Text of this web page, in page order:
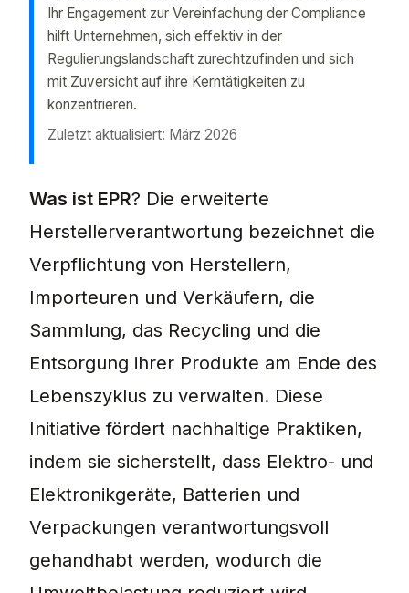
Ihr Engagement zur Vereinfachung der Compliance
hilft Unternehmen, sich effektiv in der
Regulierungslandschaft zurechtzufinden und sich
mit Zuversicht auf ihre Kerntätigkeiten zu
konzentrieren.
Zuletzt aktualisiert: März 2026
Was ist EPR bezieht sich auf eine
Was ist EPR? Die erweiterte
Herstellerverantwortung bezeichnet die
Verpflichtung von Herstellern,
Importeuren und Verkäufern, die
Sammlung, das Recycling und die
Entsorgung ihrer Produkte am Ende des
Lebenszyklus zu verwalten. Diese
Initiative fördert nachhaltige Praktiken,
indem sie sicherstellt, dass Elektro- und
Elektronikgeräte, Batterien und
Verpackungen verantwortungsvoll
gehandhabt werden, wodurch die